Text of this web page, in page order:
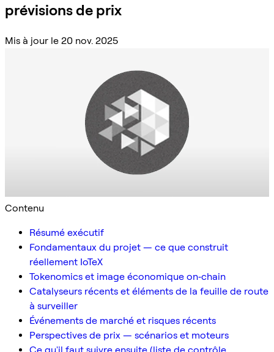
prévisions de prix
Mis à jour le 20 nov. 2025
Contenu
Résumé exécutif
Fondamentaux du projet — ce que construit
réellement IoTeX
Tokenomics et image économique on‑chain
Catalyseurs récents et éléments de la feuille de route
à surveiller
Événements de marché et risques récents
Perspectives de prix — scénarios et moteurs